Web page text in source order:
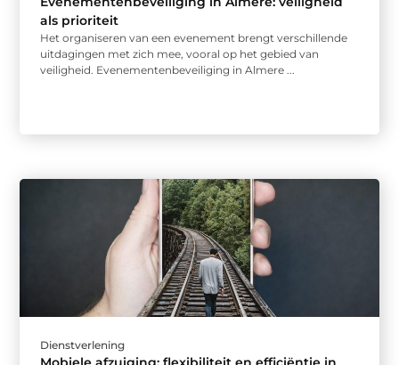
als prioriteit
Het organiseren van een evenement brengt verschillende
uitdagingen met zich mee, vooral op het gebied van
veiligheid. Evenementenbeveiliging in Almere ...
Dienstverlening